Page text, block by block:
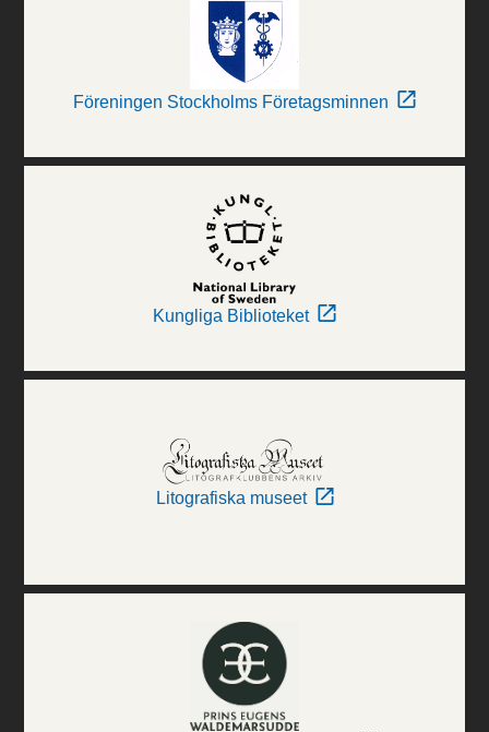
Föreningen Stockholms Företagsminnen
Kungliga Biblioteket
Litografiska museet